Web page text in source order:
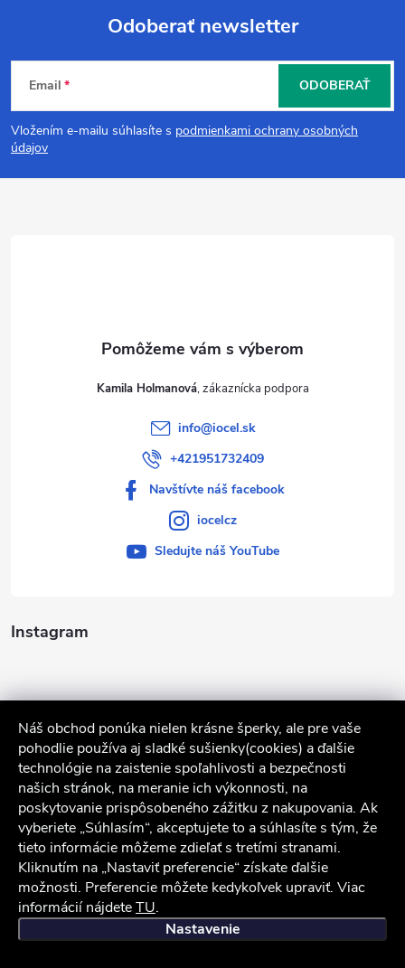
Náš obchod ponúka nielen krásne šperky, ale pre vaše
pohodlie používa aj sladké sušienky(cookies) a ďalšie
technológie na zaistenie spoľahlivosti a bezpečnosti
našich stránok, na meranie ich výkonnosti, na
poskytovanie prispôsobeného zážitku z nakupovania. Ak
vyberiete „Súhlasím“, akceptujete to a súhlasíte s tým, že
tieto informácie môžeme zdieľať s tretími stranami.
Kliknutím na „Nastaviť preferencie“ získate ďalšie
možnosti. Preferencie môžete kedykoľvek upraviť. Viac
informácií nájdeteTU.
Nastavenie
Z
á
p
Odoberať newsletter
Email
Vložením e-mailu súhlasíte s podmienkami ochrany osobných
údajov
ODOBERAŤ
Instagram
Sledovať na Instagrame
Služby zákazníkom
Kamila Holmanová
info@iocel.sk
+421951732409
Navštívte náš facebook
iocelcz
Sledujte náš YouTube
iocel.sk Obchodné podmienky Ochrana osobných údajov